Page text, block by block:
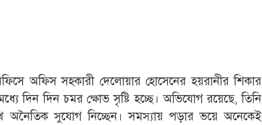
অফিস সহকারী দেলোয়ার হোসেনের হয়রানীর শিকার
দিন দিন চমর ক্ষোভ সৃষ্টি হচ্ছে। অভিযোগ রয়েছে, তিনি
অনৈতিক সুযোগ নিচ্ছেন। সমস্যায় পড়ার ভয়ে অনেকেই